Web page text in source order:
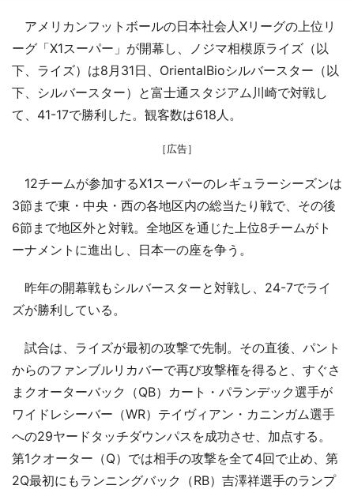
アメリカンフットボールの日本社会人Xリーグの上位リ
ーグ「X1スーパー」が開幕し、ノジマ相模原ライズ（以
下、ライズ）は8月31日、OrientalBioシルバースター（以
下、シルバースター）と富士通スタジアム川崎で対戦し
て、41-17で勝利した。観客数は618人。
［広告］
12チームが参加するX1スーパーのレギュラーシーズンは
3節まで東・中央・西の各地区内の総当たり戦で、その後
6節まで地区外と対戦。全地区を通じた上位8チームがト
ーナメントに進出し、日本一の座を争う。
昨年の開幕戦もシルバースターと対戦し、24-7でライ
ズが勝利している。
試合は、ライズが最初の攻撃で先制。その直後、パント
からのファンブルリカバーで再び攻撃権を得ると、すぐさ
まクオーターバック（QB）カート・パランデック選手が
ワイドレシーバー（WR）テイヴィアン・カニンガム選手
への29ヤードタッチダウンパスを成功させ、加点する。
第1クオーター（Q）では相手の攻撃を全て4回で止め、第
2Q最初にもランニングバック（RB）吉澤祥選手のランプ